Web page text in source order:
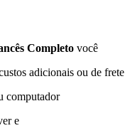
Completo você
adicionais ou de frete
computador
e